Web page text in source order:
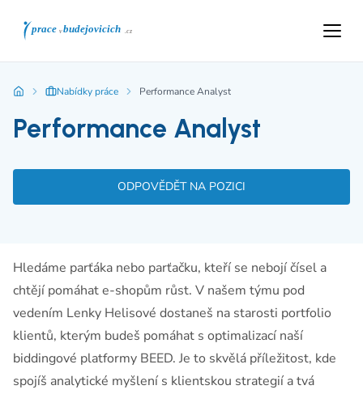
Nabídky práce Performance Analyst
Performance Analyst
ODPOVĚDĚT NA POZICI
Hledáme parťáka nebo parťačku, kteří se nebojí čísel a
chtějí pomáhat e-shopům růst. V našem týmu pod
vedením Lenky Helisové dostaneš na starosti portfolio
klientů, kterým budeš pomáhat s optimalizací naší
biddingové platformy BEED. Je to skvělá příležitost, kde
spojíš analytické myšlení s klientskou strategií a tvá